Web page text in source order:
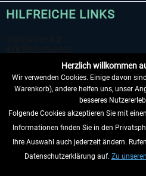
HILFREICHE LINKS
VERTRAG WIDERRUFEN
INFORMATIONEN
Herzlich willkommen
Wir verwenden Cookies. Einige davon
Warenkorb), andere helfen uns, unser
besseres
Folgende Cookies akzeptieren Sie mit
Informationen finden Sie in den
Ihre Auswahl auch jederzeit ändern.
Datenschutzerklärung auf. Zu